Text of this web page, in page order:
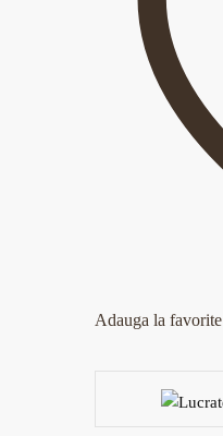
Adauga la favorite